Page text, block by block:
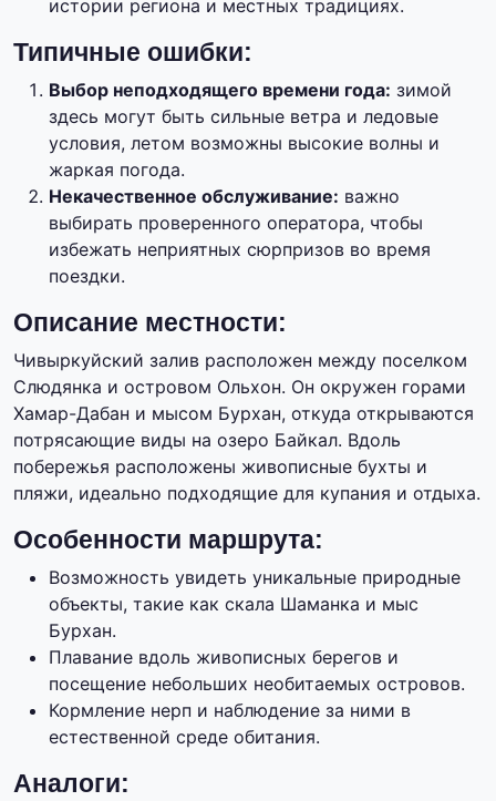
истории региона и местных традициях.
Типичные ошибки:
Выбор неподходящего времени года: зимой
здесь могут быть сильные ветра и ледовые
условия, летом возможны высокие волны и
жаркая погода.
Некачественное обслуживание: важно
выбирать проверенного оператора, чтобы
избежать неприятных сюрпризов во время
поездки.
Описание местности:
Чивыркуйский залив расположен между поселком
Слюдянка и островом Ольхон. Он окружен горами
Хамар-Дабан и мысом Бурхан, откуда открываются
потрясающие виды на озеро Байкал. Вдоль
побережья расположены живописные бухты и
пляжи, идеально подходящие для купания и отдыха.
Особенности маршрута:
Возможность увидеть уникальные природные
объекты, такие как скала Шаманка и мыс
Бурхан.
Плавание вдоль живописных берегов и
посещение небольших необитаемых островов.
Кормление нерп и наблюдение за ними в
естественной среде обитания.
Аналоги: